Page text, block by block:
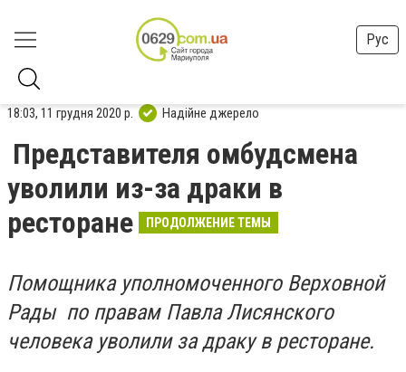
Рус
18:03, 11 грудня 2020 р. Надійне джерело
Представителя омбудсмена
уволили из-за драки в
ресторане
ПРОДОЛЖЕНИЕ ТЕМЫ
Помощника уполномоченного Верховной
Рады по правам Павла Лисянского
человека уволили за драку в ресторане.